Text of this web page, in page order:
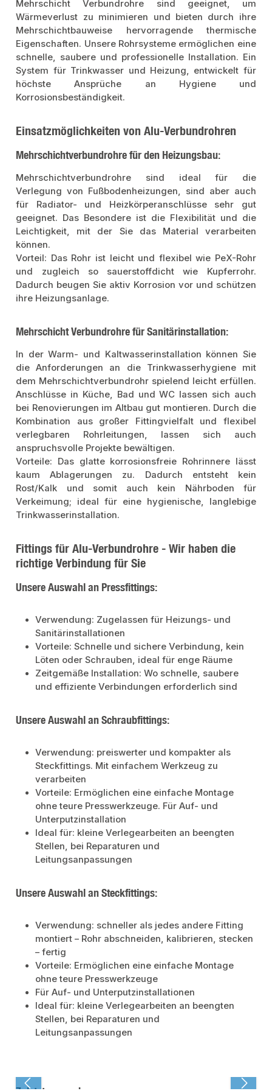
Mehrschicht Verbundrohre sind geeignet, um
Wärmeverlust zu minimieren und bieten durch ihre
Mehrschichtbauweise hervorragende thermische
Eigenschaften. Unsere Rohrsysteme ermöglichen eine
schnelle, saubere und professionelle Installation. Ein
System für Trinkwasser und Heizung, entwickelt für
höchste Ansprüche an Hygiene und
Korrosionsbeständigkeit.
Einsatzmöglichkeiten von Alu-Verbundrohren
Mehrschichtverbundrohre für den Heizungsbau:
Mehrschichtverbundrohre sind ideal für die
Verlegung von Fußbodenheizungen, sind aber auch
für Radiator- und Heizkörperanschlüsse sehr gut
geeignet. Das Besondere ist die Flexibilität und die
Leichtigkeit, mit der Sie das Material verarbeiten
können.
Vorteil: Das Rohr ist leicht und flexibel wie PeX-Rohr
und zugleich so sauerstoffdicht wie Kupferrohr.
Dadurch beugen Sie aktiv Korrosion vor und schützen
ihre Heizungsanlage.
Mehrschicht Verbundrohre für Sanitärinstallation:
In der Warm- und Kaltwasserinstallation können Sie
die Anforderungen an die Trinkwasserhygiene mit
dem Mehrschichtverbundrohr spielend leicht erfüllen.
Anschlüsse in Küche, Bad und WC lassen sich auch
bei Renovierungen im Altbau gut montieren. Durch die
Kombination aus großer Fittingvielfalt und flexibel
verlegbaren Rohrleitungen, lassen sich auch
anspruchsvolle Projekte bewältigen.
Vorteile: Das glatte korrosionsfreie Rohrinnere lässt
kaum Ablagerungen zu. Dadurch entsteht kein
Rost/Kalk und somit auch kein Nährboden für
Verkeimung; ideal für eine hygienische, langlebige
Trinkwasserinstallation.
Fittings für Alu-Verbundrohre - Wir haben die
richtige Verbindung für Sie
Unsere Auswahl an Pressfittings:
Verwendung: Zugelassen für Heizungs- und
Sanitärinstallationen
Vorteile: Schnelle und sichere Verbindung, kein
Löten oder Schrauben, ideal für enge Räume
Zeitgemäße Installation: Wo schnelle, saubere
und effiziente Verbindungen erforderlich sind
Unsere Auswahl an Schraubfittings:
Verwendung: preiswerter und kompakter als
Steckfittings. Mit einfachem Werkzeug zu
verarbeiten
Vorteile: Ermöglichen eine einfache Montage
ohne teure Presswerkzeuge. Für Auf- und
Unterputzinstallation
Ideal für: kleine Verlegearbeiten an beengten
Stellen, bei Reparaturen und
Leitungsanpassungen
Unsere Auswahl an Steckfittings:
Verwendung: schneller als jedes andere Fitting
montiert – Rohr abschneiden, kalibrieren, stecken
– fertig
Vorteile: Ermöglichen eine einfache Montage
ohne teure Presswerkzeuge
Für Auf- und Unterputzinstallationen
Ideal für: kleine Verlegearbeiten an beengten
Stellen, bei Reparaturen und
Leitungsanpassungen